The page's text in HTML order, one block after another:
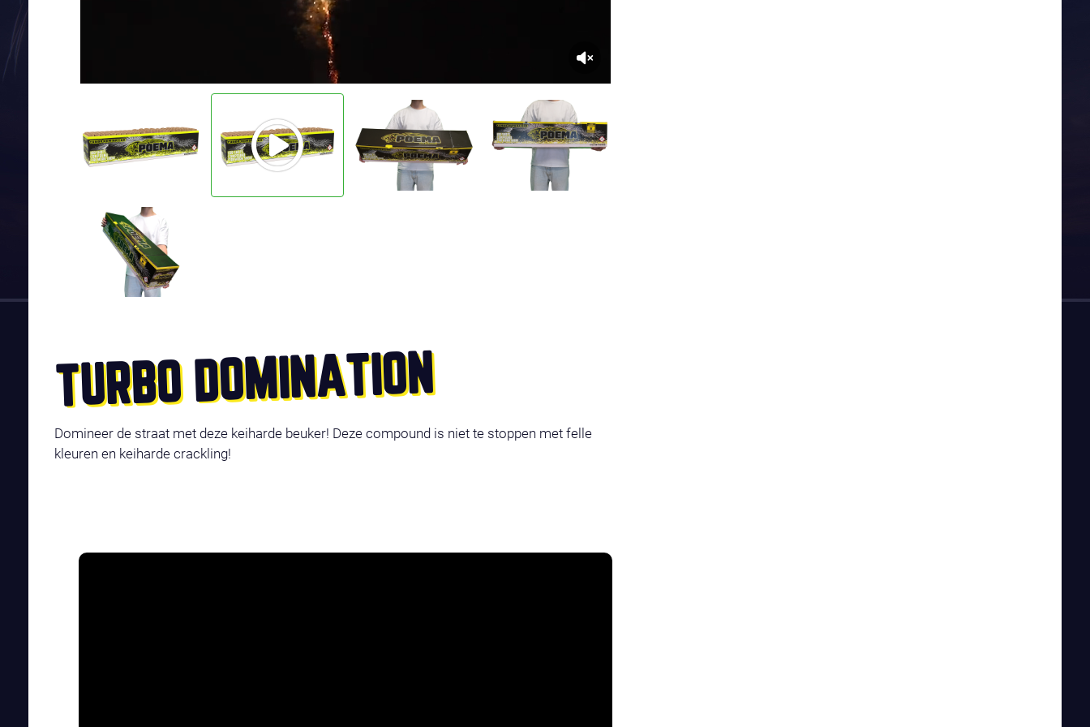
TURBO DOMINATION
Domineer de straat met deze keiharde beuker! Deze compound is niet te stoppen met felle
kleuren en keiharde crackling!